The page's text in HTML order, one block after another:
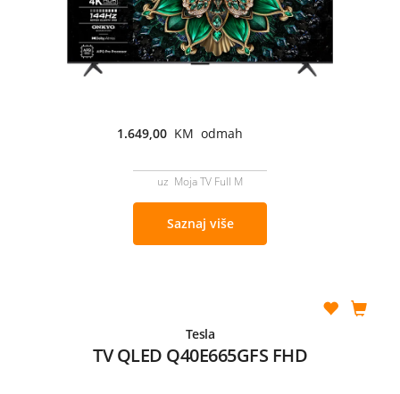
1.649,00 KM odmah
uz Moja TV Full M
Saznaj više
Tesla
TV QLED Q40E665GFS FHD